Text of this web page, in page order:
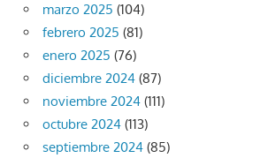
marzo 2025 (104)
febrero 2025 (81)
enero 2025 (76)
diciembre 2024 (87)
noviembre 2024 (111)
octubre 2024 (113)
septiembre 2024 (85)